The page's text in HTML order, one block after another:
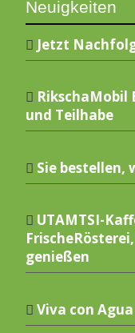
Neuigkeiten
Jetzt
und Teilhabe
Sie bestellen,
UTAMTSI-
genießen
Viva con